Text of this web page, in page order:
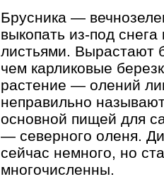
Брусника —
выкопать из-под
листьями. Вырастают
чем карликовые
растение — олений
неправильно
основной пищей для
— северного оленя.
сейчас немного, но
многочисленны.